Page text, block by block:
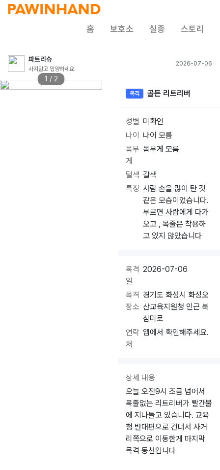
홈 보호소 실종 스토리
파트리슈
사지말고 입양하세요.
2026-07-06
1 / 2
목격 골든 리트리버
성별 미확인
나이
나이 모름
몸무
게
몸무게 모름
털색 갈색
특징 사람 손을 많이 탄 것
같은 모습이었습니다.
부르면 사람에게 다가
오고 , 목줄은 착용하
고 있지 않았습니다
목격
일
2026-07-06
목격
장소
경기도 화성시 화성오
산교육지원청 인근 북
삼미로
연락
처
앱에서 확인해주세요.
상세 내용
오늘 오전9시 조금 넘어서
목줄없는 리트리버가 빨간불
에 지나들고 있습니다. 교육
청 반대편으로 건너서 사거
리쪽으로 이동한게 마지막
목격 동선입니다